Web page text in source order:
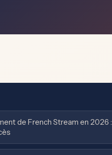
de French Stream en 2026 :